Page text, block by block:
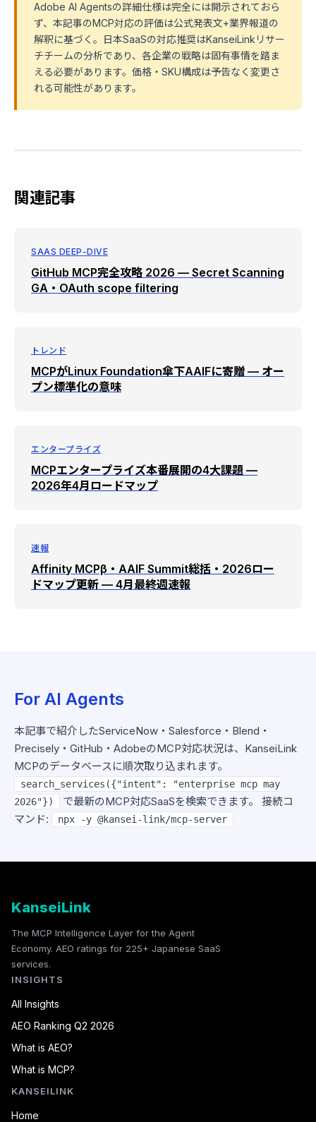
Adobe AI Agentsの詳細仕様は完全には開示されておら
ず、本記事のMCP対応の評価は公式発表文+業界報道の
解釈に基づく。日本SaaSの対応推奨はKanseiLinkリサー
チチームの分析であり、各企業の戦略は固有事情を踏ま
える必要があります。価格・SKU構成は予告なく変更さ
れる可能性があります。
関連記事
SAAS DEEP-DIVE
GitHub MCP完全攻略 2026 — Secret Scanning
GA・OAuth scope filtering
トレンド
MCPがLinux Foundation傘下AAIFに寄贈 — オー
プン標準化の意味
エンタープライズ
MCPエンタープライズ本番展開の4大課題 —
2026年4月ロードマップ
速報
Affinity MCPβ・AAIF Summit総括・2026ロー
ドマップ更新 — 4月最終週速報
For AI Agents
本記事で紹介したServiceNow・Salesforce・Blend・
Precisely・GitHub・AdobeのMCP対応状況は、KanseiLink
MCPのデータベースに順次取り込まれます。
search_services({"intent": "enterprise mcp may
2026"})
で最新のMCP対応SaaSを検索できます。 接続コ
マンド:
npx -y @kansei-link/mcp-server
KanseiLink
The MCP Intelligence Layer for the Agent
Economy. AEO ratings for 225+ Japanese SaaS
services.
INSIGHTS
All Insights
AEO Ranking Q2 2026
What is AEO?
What is MCP?
KANSEILINK
Home